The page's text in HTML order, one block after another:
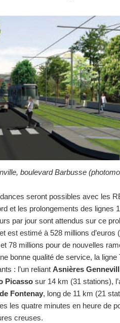
boulevard Barbusse
seront possibles avec les
et les prolongements des lignes
par jour sont attendus sur ce
est estimé à 528 millions d’euros
78 millions pour de nouvelles
bonne qualité de service, la
: l’un reliant Asnières
Picasso sur 14 km (31 stations),
Fontenay, long de 11 km (21
les quatre minutes en heure de
creuses.